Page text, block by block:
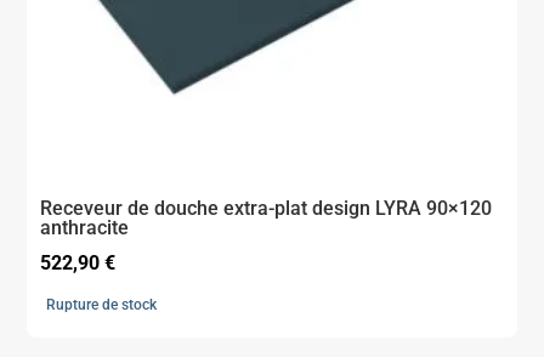
Receveur de douche extra-plat design LYRA 90×120
anthracite
522,90€
Rupture de stock